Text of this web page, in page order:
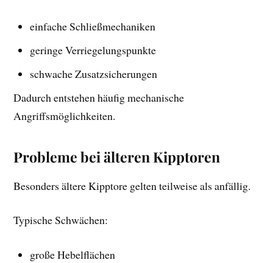
einfache Schließmechaniken
geringe Verriegelungspunkte
schwache Zusatzsicherungen
Dadurch entstehen häufig mechanische
Angriffsmöglichkeiten.
Probleme bei älteren Kipptoren
Besonders ältere Kipptore gelten teilweise als anfällig.
Typische Schwächen:
große Hebelflächen